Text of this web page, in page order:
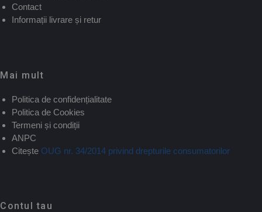
Contact
Informații livrare și retur
Mai mult
Politica de confidențialitate
Politica de Cookies
Termeni și condiții
ANPC
Citește OUG nr. 34/2014 privind drepturile consumatorilor
Contul tau